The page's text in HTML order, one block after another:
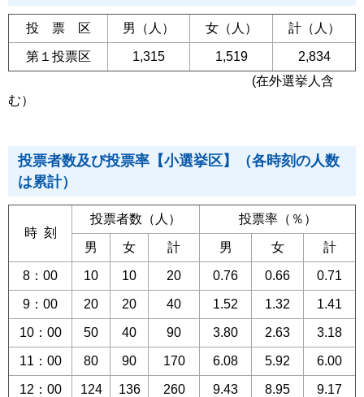
投 票 区 男（人） 女（人） 計（人）
第１投票区 1,315 1,519
2,834
(在外選挙人含
む）
投票者数及び投票率【小選挙区】（各時刻の人数
は累計）
時 刻
投票者数（人） 投票率（％）
男 女 計 男 女 計
8：00 10 10 20 0.76 0.66 0.71
9：00 20 20 40 1.52 1.32 1.41
10：00 50 40 90 3.80 2.63 3.18
11：00 80 90 170 6.08 5.92 6.00
12：00 124 136 260 9.43 8.95 9.17